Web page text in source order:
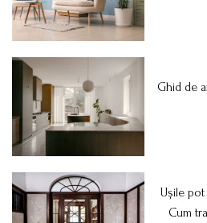
Ghid de
Ușile pot
Cum